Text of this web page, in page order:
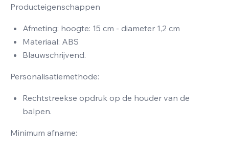
Producteigenschappen
Afmeting: hoogte: 15 cm - diameter 1,2 cm
Materiaal: ABS
Blauwschrijvend.
Personalisatiemethode:
Rechtstreekse opdruk op de houder van de
balpen.
Minimum afname: